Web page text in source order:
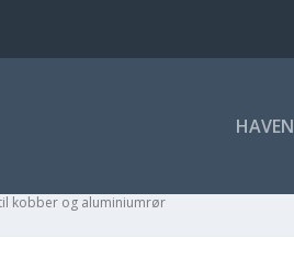
HAVEN
kobber og aluminiumrør